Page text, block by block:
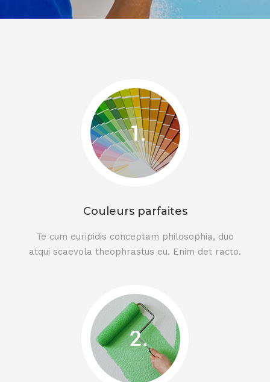
Couleurs parfaites
Te cum euripidis conceptam philosophia, duo
atqui scaevola theophrastus eu. Enim det racto.